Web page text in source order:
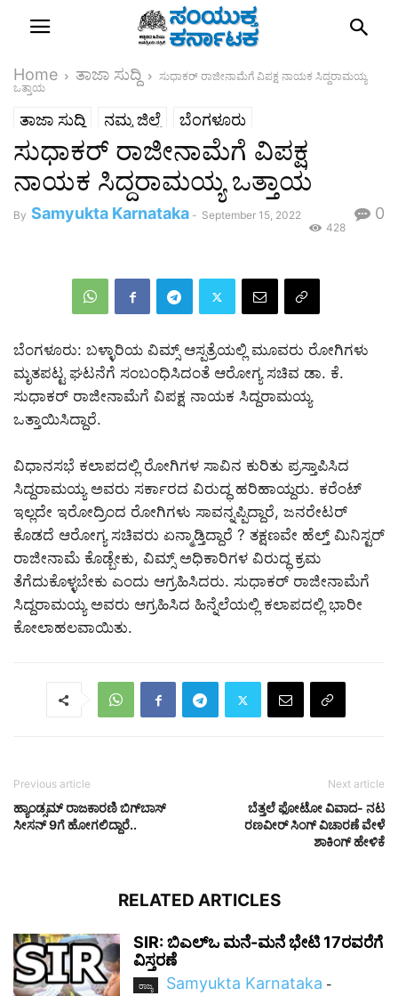
Home ತಾಜಾ ಸುದ್ದಿ
ಸುಧಾಕರ್ ರಾಜೀನಾಮೆಗೆ ವಿಪಕ್ಷ ನಾಯಕ ಸಿದ್ದರಾಮಯ್ಯ
ಒತ್ತಾಯ
ತಾಜಾ ಸುದ್ದಿ ನಮ್ಮ ಜಿಲ್ಲೆ
ಬೆಂಗಳೂರು
ಬೆಂಗಳೂರು ಗ್ರಾಮಾಂತರ
ಸುದ್ದಿ ರಾಜ್ಯ
ಸುಧಾಕರ್ ರಾಜೀನಾಮೆಗೆ ವಿಪಕ್ಷ
ನಾಯಕ ಸಿದ್ದರಾಮಯ್ಯ ಒತ್ತಾಯ
By Samyukta Karnataka - September 15, 2022 0
428
ಬೆಂಗಳೂರು: ಬಳ್ಳಾರಿಯ ವಿಮ್ಸ್ ಆಸ್ಪತ್ರೆಯಲ್ಲಿ ಮೂವರು ರೋಗಿಗಳು
ಮೃತಪಟ್ಟ ಘಟನೆಗೆ ಸಂಬಂಧಿಸಿದಂತೆ ಆರೋಗ್ಯ ಸಚಿವ ಡಾ. ಕೆ.
ಸುಧಾಕರ್ ರಾಜೀನಾಮೆಗೆ ವಿಪಕ್ಷ ನಾಯಕ ಸಿದ್ದರಾಮಯ್ಯ
ಒತ್ತಾಯಿಸಿದ್ದಾರೆ.
ವಿಧಾನಸಭೆ ಕಲಾಪದಲ್ಲಿ ರೋಗಿಗಳ ಸಾವಿನ ಕುರಿತು ಪ್ರಸ್ತಾಪಿಸಿದ
ಸಿದ್ದರಾಮಯ್ಯ ಅವರು ಸರ್ಕಾರದ ವಿರುದ್ಧ ಹರಿಹಾಯ್ದರು. ಕರೆಂಟ್
ಇಲ್ಲದೇ ಇರೋದ್ರಿಂದ ರೋಗಿಗಳು ಸಾವನ್ನಪ್ಪಿದ್ದಾರೆ, ಜನರೇಟರ್
ಕೊಡದೆ ಆರೋಗ್ಯ ಸಚಿವರು ಏನ್ಮಾಡ್ತಿದ್ದಾರೆ ? ತಕ್ಷಣವೇ ಹೆಲ್ತ್ ಮಿನಿಸ್ಟರ್
ರಾಜೀನಾಮೆ ಕೊಡ್ಬೇಕು, ವಿಮ್ಸ್ ಅಧಿಕಾರಿಗಳ ವಿರುದ್ಧ ಕ್ರಮ
ತೆಗೆದುಕೊಳ್ಳಬೇಕು ಎಂದು ಆಗ್ರಹಿಸಿದರು. ಸುಧಾಕರ್ ರಾಜೀನಾಮೆಗೆ
ಸಿದ್ದರಾಮಯ್ಯ ಅವರು ಆಗ್ರಹಿಸಿದ ಹಿನ್ನೆಲೆಯಲ್ಲಿ ಕಲಾಪದಲ್ಲಿ ಭಾರೀ
ಕೋಲಾಹಲವಾಯಿತು.
Previous article
ಹ್ಯಾಂಡ್ಸಮ್ ರಾಜಕಾರಣಿ ಬಿಗ್​ಬಾಸ್​
ಸೀಸನ್ 9ಗೆ ಹೋಗಲಿದ್ದಾರೆ..
Next article
ಬೆತ್ತಲೆ ಫೋಟೋ ವಿವಾದ- ನಟ
ರಣವೀರ್ ಸಿಂಗ್ ವಿಚಾರಣೆ ವೇಳೆ
ಶಾಕಿಂಗ್ ಹೇಳಿಕೆ
RELATED ARTICLES
SIR: ಬಿಎಲ್ಒ ಮನೆ-ಮನೆ ಭೇಟಿ 17ರವರೆಗೆ
ವಿಸ್ತರಣೆ
ರಾಜ್ಯ Samyukta Karnataka -